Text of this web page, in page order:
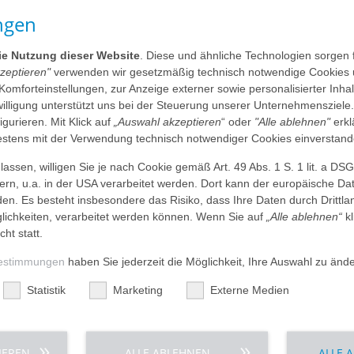
Weserbergland, der nach dem neuen Modell lernt:
eine große Umstellung“, gibt sie zu. Mittlerweile
beispielsweise treten zugunsten der Analyse
und ihrer pflegerischen Bearbeitung in den
Denken sind in der neuen Ausbildung wichtiger denn
etwas mehr theoretisches Fachwissen
AGAPLESION EVANGELISCHES KRANKENHAUS
Kriterien sorgen für eine hohe Ausbildungsqualität im
sich die
ist klar vorgegeben - Blockunterricht, praktische
Weserbergland übernimmt eine zentrale
das für jeden einzelnen Auszubildenden“, freut sich
EV. BATHILDISKRANKENHAUS in Bad Pyrmont
optimal ergänzen“, so die dortige Pflegedirektorin
auch ihre Kollegin Susanne Joppe, stellvertretende
HOLZMINDEN: „Wir sind ein Haus mit
Diagnostik- und Therapieangeboten. Wir führen mit
Nutzung dieser Website . Diese und ähnliche Technologien
verwenden wir gesetzmäßig technisch notwendige Cookies
zur Anzeige externer sowie personalisierter
unterstützt uns bei der Steuerung unserer
Mit Klick auf „Auswahl akzeptieren“ oder "Alle ablehnen"
mit der Verwendung technisch notwendiger Cookies
willigen Sie je nach Cookie gemäß Art. 49 Abs. 1 S. 1 lit. a
u.a. in der USA verarbeitet werden. Dort kann der europäische
Es besteht insbesondere das Risiko, dass Ihre Daten durch
verarbeitet werden können. Wenn Sie auf „Alle ablehnen“
statt.
haben Sie jederzeit die Möglichkeit, Ihre Auswahl zu
Statistik Marketing Externe Medien